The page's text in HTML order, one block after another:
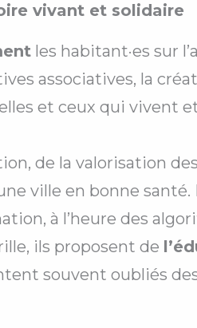
vivant et solidaire
les habitant·es sur
associatives, la
et ceux qui vivent
de la valorisation
ville en bonne
à l’heure des
ils proposent de
souvent oubliés